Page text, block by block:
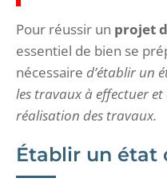
Pour réussir un projet
essentiel de bien se
nécessaire d’établir un
les travaux à effectuer
réalisation des travaux.
Établir un état